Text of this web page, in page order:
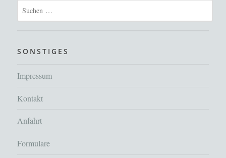
Suchen
nach:
SONSTIGES
Impressum
Kontakt
Anfahrt
Formulare